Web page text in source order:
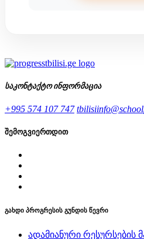
საკონტაქტო ინფორმაცია
+995 574 107 747
შემოგვიერთდით
გახდი პროგრესის გუნდის წევრი
ადამიანური რესურსების